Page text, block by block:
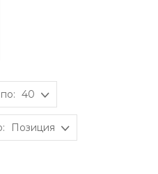
40
Позиция